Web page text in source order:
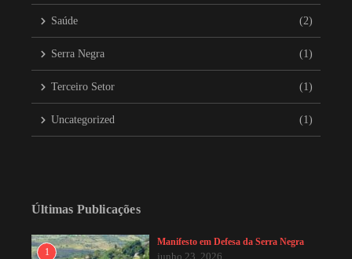
Saúde (2)
Serra Negra (1)
Terceiro Setor (1)
Uncategorized (1)
Últimas Publicações
1
Manifesto em Defesa da Serra Negra
junho 23, 2026